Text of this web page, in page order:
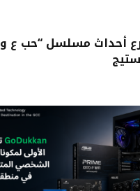
أحداث مسلسل “حب ع